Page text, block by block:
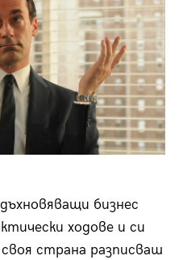
бизнес
ходове и си
страна разписваш